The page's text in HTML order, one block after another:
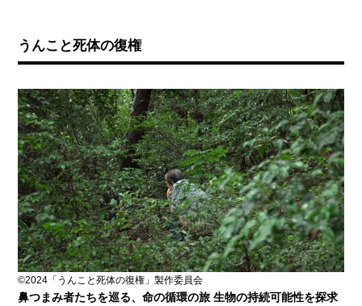
うんこと死体の復権
©2024「うんこと死体の復権」製作委員会
鼻つまみ者たちを巡る、命の循環の旅 生物の持続可能性を探求